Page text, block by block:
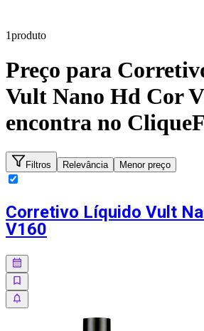
1produto
Preço para
Vult Nano Hd Cor
encontra no
Filtros Relevância Menor preço
Corretivo Líquido Vult
V160